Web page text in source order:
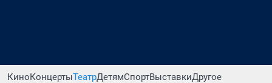
КиноКонцертыТеатрДетямСпортВыставкиДругое